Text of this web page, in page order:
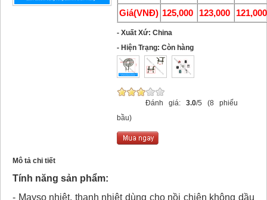
Giá(VNĐ) 125,000 123,000
- Xuất Xứ: China
- Hiện Trạng: Còn hàng
Đánh giá: 3.0/5 (8 phiếu
bầu)
Mô tả chi tiết
Tính năng sản phẩm:
- Mayso nhiệt, thanh nhiệt dùng cho nồi chiên không dầu